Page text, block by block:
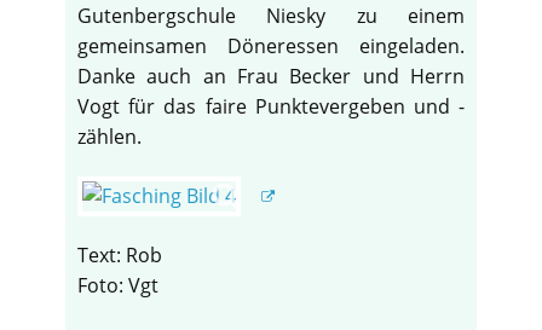
Gutenbergschule Niesky zu einem
gemeinsamen Döneressen eingeladen.
Danke auch an Frau Becker und Herrn
Vogt für das faire Punktevergeben und -
zählen.
Text: Rob
Foto: Vgt